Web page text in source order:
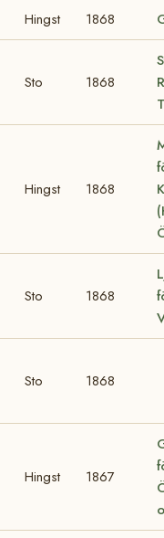
Hingst 1868
Sto 1868
Hingst 1868
Sto 1868
Sto 1868
Hingst 1867